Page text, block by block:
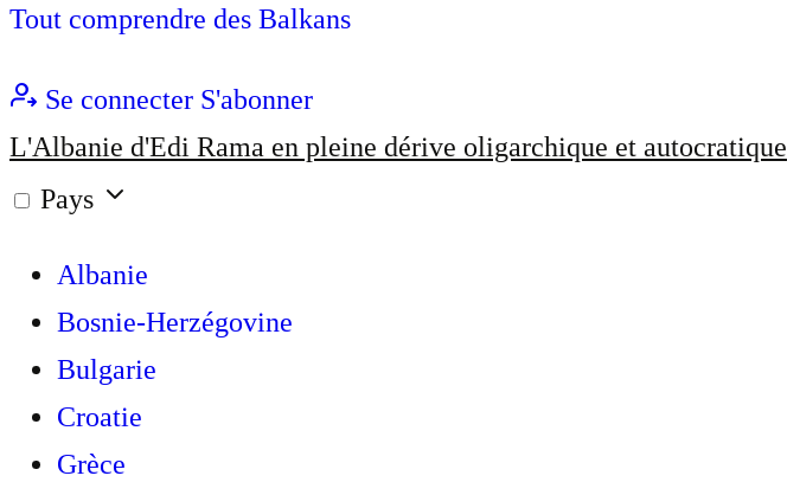
Tout comprendre des Balkans
Se connecter S'abonner
L'Albanie d'Edi Rama en pleine dérive oligarchique et autocratique
Pays
Albanie
Bosnie-Herzégovine
Bulgarie
Croatie
Grèce